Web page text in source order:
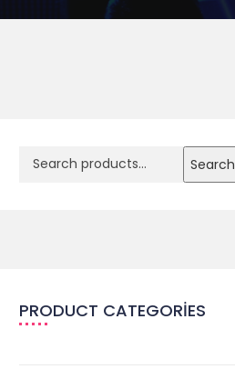
Search
PRODUCT CATEGORIES